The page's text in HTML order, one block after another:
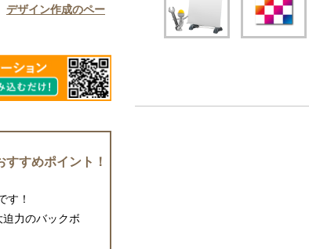
デザイン作成のペー
すすめポイント！
す！
力のバックボ